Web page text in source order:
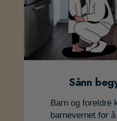
Sånn
Barn og foreldre
barnevernet for